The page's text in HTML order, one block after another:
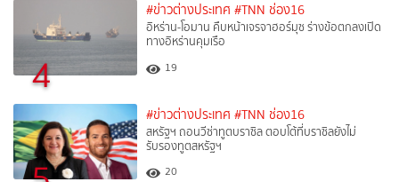
4
#ข่าวต่างประเทศ #TNN ช่อง16
อิหร่าน-โอมาน คืบหน้าเจรจาฮอร์มุซ ร่างข้อตกลงเปิด
ทางอิหร่านคุมเรือ
19
#ข่าวต่างประเทศ #TNN ช่อง16
สหรัฐฯ ถอนวีซ่าทูตบราซิล ตอบโต้ที่บราซิลยังไม่
รับรองทูตสหรัฐฯ
20